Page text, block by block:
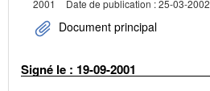
2001
Date de publication : 25-03-2002
Document principal
Signé le : 19-09-2001